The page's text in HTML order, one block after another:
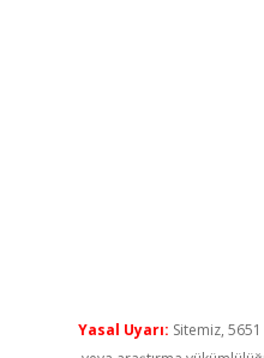
Yasal Uyarı: Sitemiz,